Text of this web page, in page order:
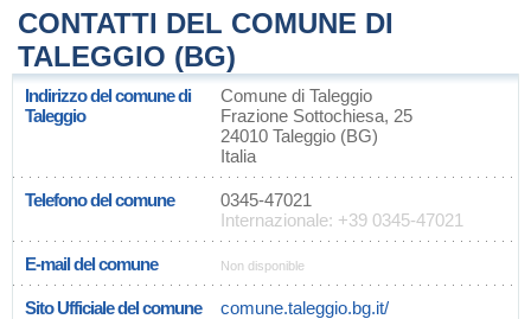
CONTATTI DEL COMUNE DI
TALEGGIO (BG)
Indirizzo del comune di
Taleggio
Comune di Taleggio
Frazione Sottochiesa, 25
24010 Taleggio (BG)
Italia
Telefono del comune
0345-47021
Internazionale: +39 0345-47021
E-mail del comune Non disponible
Sito Ufficiale del comune comune.taleggio.bg.it/